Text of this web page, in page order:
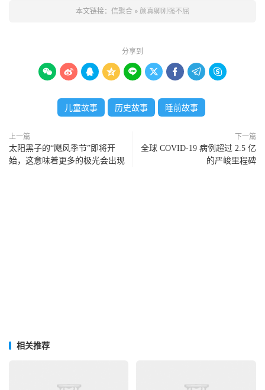
本文链接： 信聚合 » 颜真卿刚强不屈
分享到
        
儿童故事 历史故事 睡前故事
上一篇
太阳黑子的“飓风季节”即将开
始，这意味着更多的极光会出现
下一篇
全球 COVID-19 病例超过 2.5 亿
的严峻里程碑
相关推荐